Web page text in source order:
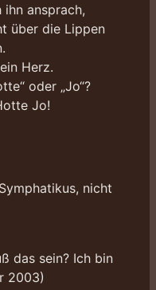
ansprach,
über die Lippen
Herz.
oder „Jo“?
Jo!
nicht
das sein? Ich bin
2003)